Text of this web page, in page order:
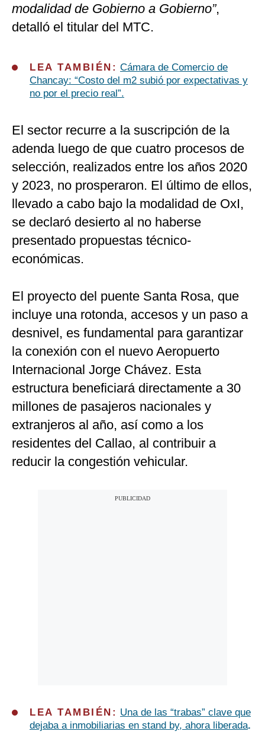
modalidad de Gobierno a Gobierno”,
detalló el titular del MTC.
LEA TAMBIÉN: Cámara de Comercio de
Chancay: “Costo del m2 subió por expectativas y
no por el precio real”.
El sector recurre a la suscripción de la
adenda luego de que cuatro procesos de
selección, realizados entre los años 2020
y 2023, no prosperaron. El último de ellos,
llevado a cabo bajo la modalidad de OxI,
se declaró desierto al no haberse
presentado propuestas técnico-
económicas.
El proyecto del puente Santa Rosa, que
incluye una rotonda, accesos y un paso a
desnivel, es fundamental para garantizar
la conexión con el nuevo Aeropuerto
Internacional Jorge Chávez. Esta
estructura beneficiará directamente a 30
millones de pasajeros nacionales y
extranjeros al año, así como a los
residentes del Callao, al contribuir a
reducir la congestión vehicular.
LEA TAMBIÉN: Una de las “trabas” clave que
dejaba a inmobiliarias en stand by, ahora liberada.